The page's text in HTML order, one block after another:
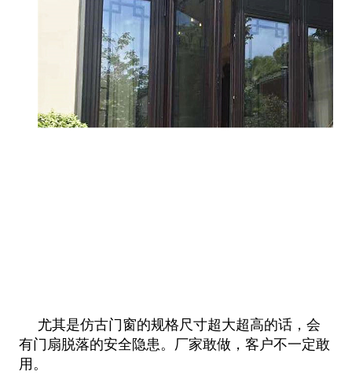
尤其是仿古门窗的规格尺寸超大超高的话，会
有门扇脱落的安全隐患。厂家敢做，客户不一定敢
用。